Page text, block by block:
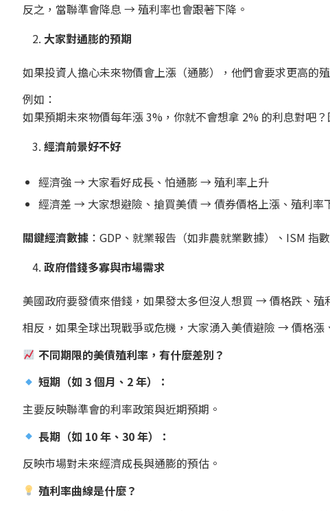
反之，當聯準會降息 → 殖利率也會跟著下降。
大家對通膨的預期
如果投資人擔心未來物價會上漲（通膨），他們會要求更高的
例如：
如果預期未來物價每年漲 3%，你就不會想拿 2% 的利息對吧？
經濟前景好不好
經濟強 → 大家看好成長、怕通膨 → 殖利率上升
經濟差 → 大家想避險、搶買美債 → 債券價格上漲、殖利率
關鍵經濟數據 ：GDP、就業報告（如非農就業數據）、ISM 指數
政府借錢多寡與市場需求
美國政府要發債來借錢，如果發太多但沒人想買 → 價格跌、殖
相反，如果全球出現戰爭或危機，大家湧入美債避險 → 價格漲
不同期限的美債殖利率，有什麼差別？
短期（如 3 個月、2 年）：
主要反映聯準會的利率政策與近期預期。
長期（如 10 年、30 年）：
反映市場對未來經濟成長與通膨的預估。
殖利率曲線是什麼？